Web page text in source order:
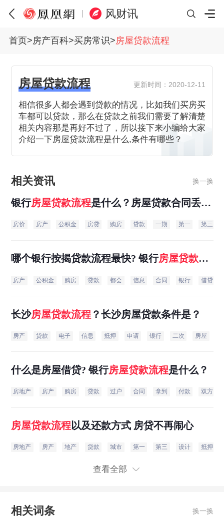
风财讯
首页>房产百科>买房常识>房屋贷款流程
房屋贷款流程 更新时间：2020-12-11
相信很多人都会遇到贷款的情况，比如我们买房买
车都可以贷款，那么在贷款之前我们需要了解清楚
相关内容那是再好不过了，所以接下来小编给大家
介绍一下房屋贷款流程是什么,条件有哪些？
相关资讯 换一换
银行房屋贷款流程是什么？房屋贷款合同丢了
房价 房产 公积金 房贷 购房 贷款 一期 第一 第三
哪个银行按揭贷款流程最快? 银行房屋贷款流
房产 公积金 购房 贷款 都会 信息 合同 银行 借贷
长沙房屋贷款流程？长沙房屋贷款条件是？
房产 贷款 电子 信息 抵押 申请 银行 二次 房屋
什么是房屋借贷? 银行房屋贷款流程是什么？
房地产 房产 购房 贷款 过户 合同 拿到 付款 双方
房屋贷款流程以及还款方式 房贷不再闹心
房地产 房产 地产 贷款 城市 第一 第三 设计 抵押
查看全部
相关词条 换一换